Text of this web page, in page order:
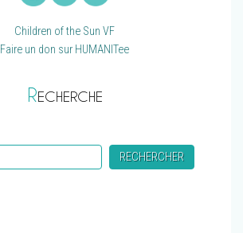
Children of the Sun VF
Faire un don sur HUMANITee
RECHERCHE
RECHERCHER